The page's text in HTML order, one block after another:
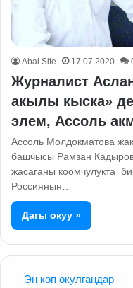
Abal Site 17.07.2020
Журналист
акылы кыска»
элем, Ассоль
Ассоль Молдокматова
башчысы Рамзан
жасаганы коомчулукта
Россиянын…
Дагы окуу »
Эң көп окулгандар